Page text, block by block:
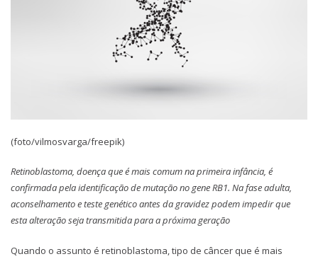
(foto/vilmosvarga/freepik)
Retinoblastoma, doença que é mais comum na primeira infância, é
confirmada pela identificação de mutação no gene RB1. Na fase adulta,
aconselhamento e teste genético antes da gravidez podem impedir que
esta alteração seja transmitida para a próxima geração
Quando o assunto é retinoblastoma, tipo de câncer que é mais